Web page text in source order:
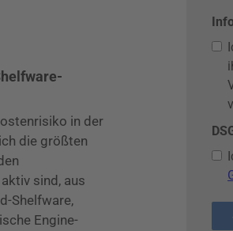
in der
die größten
sind, aus
Shelfware,
Engine-